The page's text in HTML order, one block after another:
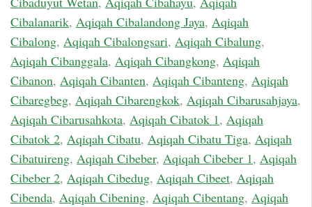
Cibalanarik, Aqiqah Cibalandong Jaya, Aqiqah
Cibalong, Aqiqah Cibalongsari, Aqiqah Cibalung,
Aqiqah Cibanggala, Aqiqah Cibangkong, Aqiqah
Cibanon, Aqiqah Cibanten, Aqiqah Cibanteng, Aqiqah
Cibaregbeg, Aqiqah Cibarengkok, Aqiqah Cibarusahjaya,
Aqiqah Cibarusahkota, Aqiqah Cibatok 1, Aqiqah
Cibatok 2, Aqiqah Cibatu, Aqiqah Cibatu Tiga, Aqiqah
Cibatuireng, Aqiqah Cibeber, Aqiqah Cibeber 1, Aqiqah
Cibeber 2, Aqiqah Cibedug, Aqiqah Cibeet, Aqiqah
Cibenda, Aqiqah Cibening, Aqiqah Cibentang, Aqiqah